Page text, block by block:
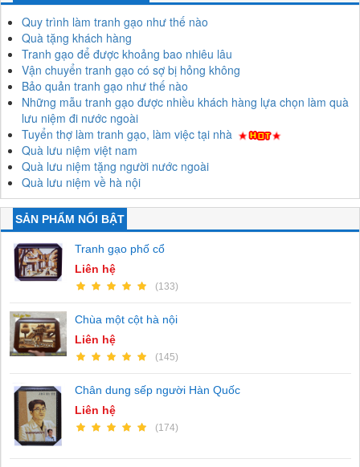
Quy trình làm tranh gạo như thế nào
Quà tặng khách hàng
Tranh gạo để được khoảng bao nhiêu lâu
Vận chuyển tranh gạo có sợ bị hỏng không
Bảo quản tranh gạo như thế nào
Những mẫu tranh gạo được nhiều khách hàng lựa chọn làm quà
lưu niệm đi nước ngoài
Tuyển thợ làm tranh gạo, làm việc tại nhà
Quà lưu niệm việt nam
Quà lưu niệm tặng người nước ngoài
Quà lưu niệm về hà nội
SẢN PHẨM NỔI BẬT
Tranh gạo phố cổ
Liên hệ
(133)
Chùa một cột hà nội
Liên hệ
(145)
Chân dung sếp người Hàn Quốc
Liên hệ
(174)